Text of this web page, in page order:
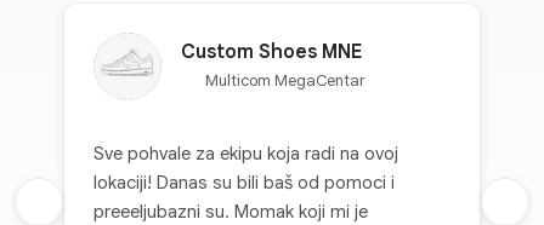
Custom Shoes MNE
Multicom MegaCentar
Sve pohvale za ekipu koja radi na ovoj
lokaciji! Danas su bili baš od pomoci i
preeeljubazni su. Momak koji mi je
Prethodna recenzija